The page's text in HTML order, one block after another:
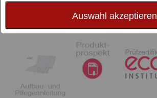
Auswahl akzeptieren